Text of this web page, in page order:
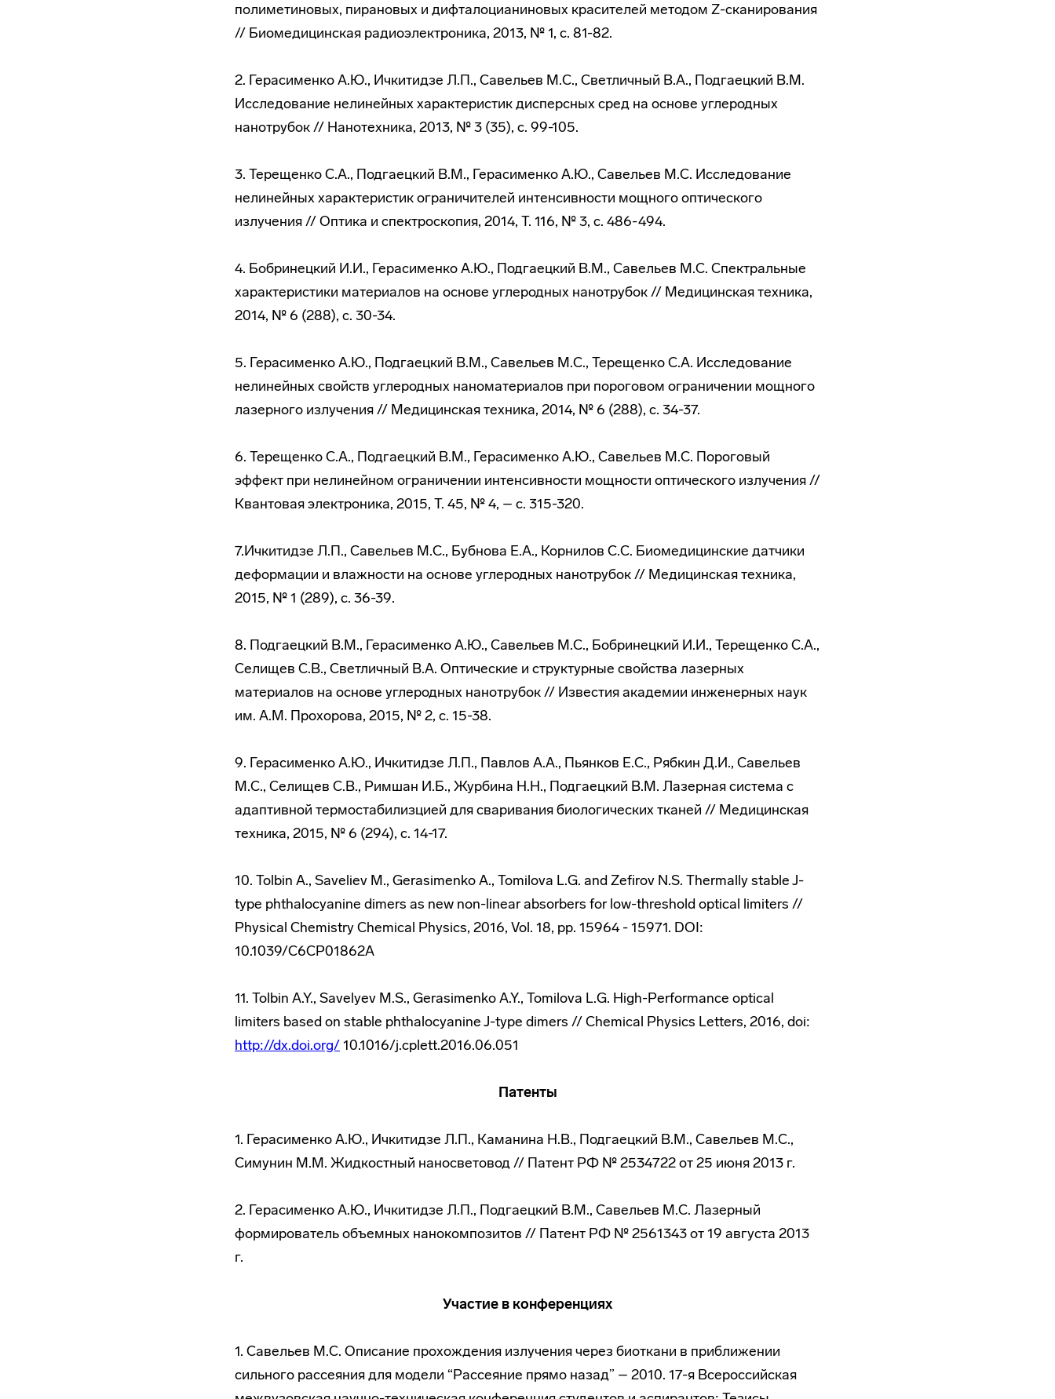
полиметиновых, пирановых и дифталоцианиновых красителей методом Z-сканирования
// Биомедицинская радиоэлектроника, 2013, № 1, с. 81-82.
2. Герасименко А.Ю., Ичкитидзе Л.П., Савельев М.С., Светличный В.А., Подгаецкий В.М.
Исследование нелинейных характеристик дисперсных сред на основе углеродных
нанотрубок // Нанотехника, 2013, № 3 (35), с. 99-105.
3. Терещенко С.А., Подгаецкий В.М., Герасименко А.Ю., Савельев М.С. Исследование
нелинейных характеристик ограничителей интенсивности мощного оптического
излучения // Оптика и спектроскопия, 2014, Т. 116, № 3, с. 486-494.
4. Бобринецкий И.И., Герасименко А.Ю., Подгаецкий В.М., Савельев М.С. Спектральные
характеристики материалов на основе углеродных нанотрубок // Медицинская техника,
2014, № 6 (288), с. 30-34.
5. Герасименко А.Ю., Подгаецкий В.М., Савельев М.С., Терещенко С.А. Исследование
нелинейных свойств углеродных наноматериалов при пороговом ограничении мощного
лазерного излучения // Медицинская техника, 2014, № 6 (288), с. 34-37.
6. Терещенко С.А., Подгаецкий В.М., Герасименко А.Ю., Савельев М.С. Пороговый
эффект при нелинейном ограничении интенсивности мощности оптического излучения //
Квантовая электроника, 2015, Т. 45, № 4, – с. 315-320.
7.Ичкитидзе Л.П., Савельев М.С., Бубнова Е.А., Корнилов С.С. Биомедицинские датчики
деформации и влажности на основе углеродных нанотрубок // Медицинская техника,
2015, № 1 (289), с. 36-39.
8. Подгаецкий В.М., Герасименко А.Ю., Савельев М.С., Бобринецкий И.И., Терещенко С.А.,
Селищев С.В., Светличный В.А. Оптические и структурные свойства лазерных
материалов на основе углеродных нанотрубок // Известия академии инженерных наук
им. А.М. Прохорова, 2015, № 2, с. 15-38.
9. Герасименко А.Ю., Ичкитидзе Л.П., Павлов А.А., Пьянков Е.С., Рябкин Д.И., Савельев
М.С., Селищев С.В., Римшан И.Б., Журбина Н.Н., Подгаецкий В.М. Лазерная система с
адаптивной термостабилизцией для сваривания биологических тканей // Медицинская
техника, 2015, № 6 (294), с. 14-17.
10. Tolbin A., Saveliev M., Gerasimenko A., Tomilova L.G. and Zefirov N.S. Thermally stable J-
type phthalocyanine dimers as new non-linear absorbers for low-threshold optical limiters //
Physical Chemistry Chemical Physics, 2016, Vol. 18, pp. 15964 - 15971. DOI:
10.1039/C6CP01862A
11. Tolbin A.Y., Savelyev M.S., Gerasimenko A.Y., Tomilova L.G. High-Performance optical
limiters based on stable phthalocyanine J-type dimers // Chemical Physics Letters, 2016, doi:
http://dx.doi.org/10.1016/j.cplett.2016.06.051
Патенты
1. Герасименко А.Ю., Ичкитидзе Л.П., Каманина Н.В., Подгаецкий В.М., Савельев М.С.,
Симунин М.М. Жидкостный наносветовод // Патент РФ № 2534722 от 25 июня 2013 г.
2. Герасименко А.Ю., Ичкитидзе Л.П., Подгаецкий В.М., Савельев М.С. Лазерный
формирователь объемных нанокомпозитов // Патент РФ № 2561343 от 19 августа 2013
г.
Участие в конференциях
1. Савельев М.С. Описание прохождения излучения через биоткани в приближении
сильного рассеяния для модели “Рассеяние прямо назад” – 2010. 17-я Всероссийская